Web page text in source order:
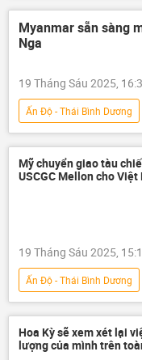
Quân sự
Bộ
quân đội
Myanmar sẵn sàng
Nga
19 Tháng Sáu 2025,
Ấn Độ - Thái Bình Dương
SPIEF 2025
Diễn đàn Kinh tế Quốc tế
Ấn Độ
Thái Lan
Mỹ chuyển giao tàu
USCGC Mellon cho Việt
19 Tháng Sáu 2025,
Ấn Độ - Thái Bình Dương
Hoa Kỳ
Khánh
Bộ Quốc phòng Việt Nam
Cảnh sát Biển Việt Nam
Hoa Kỳ sẽ xem xét lại
lượng của mình trên